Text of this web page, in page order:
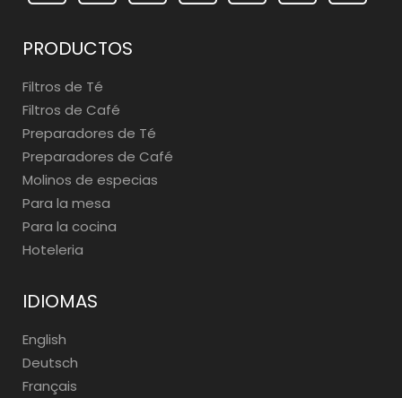
PRODUCTOS
Filtros de Té
Filtros de Café
Preparadores de Té
Preparadores de Café
Molinos de especias
Para la mesa
Para la cocina
Hoteleria
IDIOMAS
English
Deutsch
Français